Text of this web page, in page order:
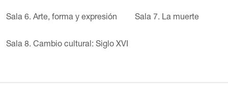
Sala 6. Arte, forma y expresión Sala 7. La muerte
Sala 8. Cambio cultural: Siglo XVI